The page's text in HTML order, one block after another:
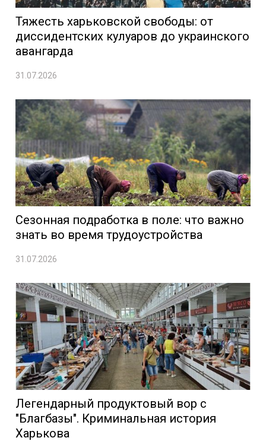
Тяжесть харьковской свободы: от
диссидентских кулуаров до украинского
авангарда
31.07.2026
Сезонная подработка в поле: что важно
знать во время трудоустройства
31.07.2026
Легендарный продуктовый вор с
"Благбазы". Криминальная история
Харькова